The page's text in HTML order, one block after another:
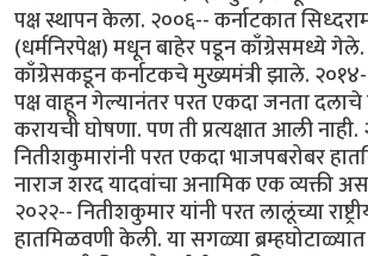
पक्ष स्थापन केला. २००६-- कर्नाटकात
(धर्मनिरपेक्ष) मधून बाहेर पडून काँग्रेसमध्ये
काँग्रेसकडून कर्नाटकचे मुख्यमंत्री झाले.
पक्ष वाहून गेल्यानंतर परत एकदा जनता
करायची घोषणा. पण ती प्रत्यक्षात आली
नितीशकुमारांनी परत एकदा भाजपबरोबर
नाराज शरद यादवांचा अनामिक एक व्यक्ती
२०२२-- नितीशकुमार यांनी परत लालूंच्या
हातमिळवणी केली. या सगळ्या